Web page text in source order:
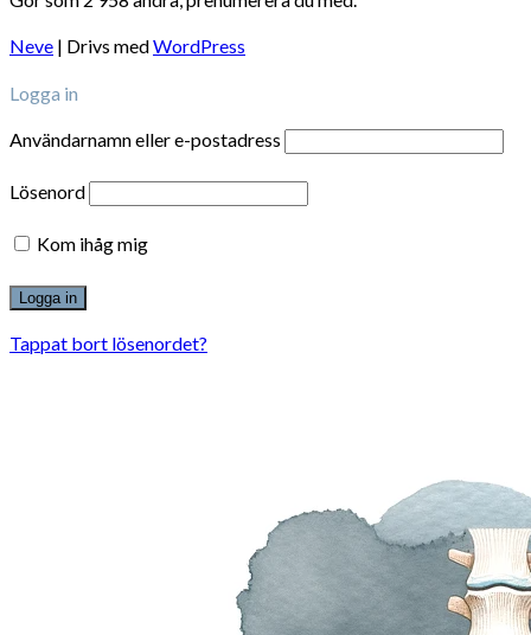
Neve | Drivs medWordPress
Logga in
Användarnamn eller e-postadress
Lösenord
Kom ihåg mig
Tappat bort lösenordet?